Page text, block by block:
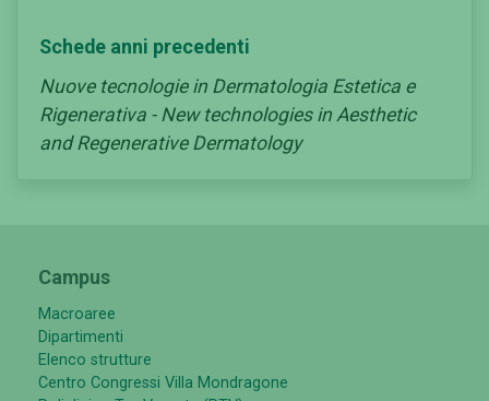
Schede anni precedenti
Nuove tecnologie in Dermatologia Estetica e
Rigenerativa - New technologies in Aesthetic
and Regenerative Dermatology
Campus
Macroaree
Dipartimenti
Elenco strutture
Centro Congressi Villa Mondragone